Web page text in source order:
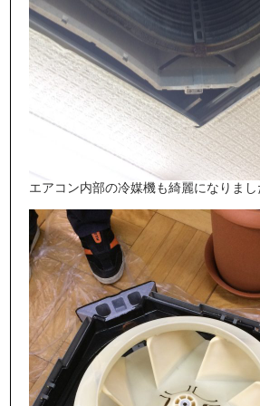
エアコン内部の冷媒機も綺麗になりまし